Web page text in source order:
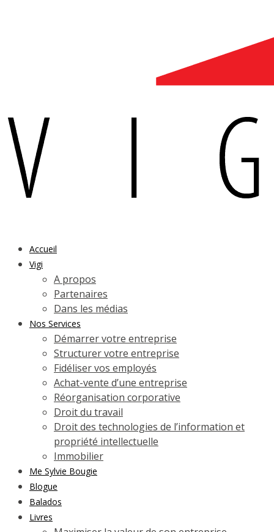
Accueil
Vigi
A propos
Partenaires
Dans les médias
Nos Services
Démarrer votre entreprise
Structurer votre entreprise
Fidéliser vos employés
Achat-vente d’une entreprise
Réorganisation corporative
Droit du travail
Droit des technologies de l’information et
propriété intellectuelle
Immobilier
Me Sylvie Bougie
Blogue
Balados
Livres